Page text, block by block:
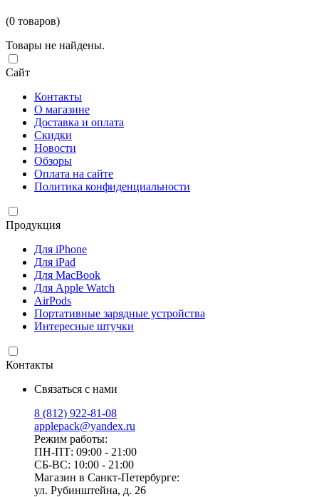
(0 товаров)
Товары не найдены.
Сайт
Контакты
О магазине
Доставка и оплата
Скидки
Новости
Обзоры
Оплата на сайте
Политика конфиденциальности
Продукция
Для iPhone
Для iPad
Для MacBook
Для Apple Watch
AirPods
Портативные зарядные устройства
Интересные штучки
Контакты
Связаться с нами
8 (812) 922-81-08
applepack@yandex.ru
Режим работы:
ПН-ПТ: 09:00 - 21:00
СБ-ВС: 10:00 - 21:00
Магазин в Санкт-Петербурге:
ул. Рубинштейна, д. 26